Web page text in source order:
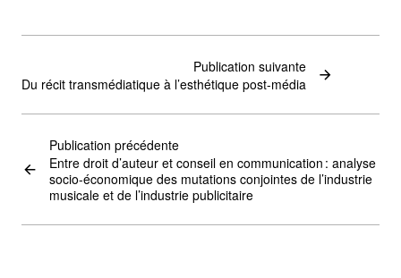
Publication précédente
Entre droit d’auteur et conseil en communication : analyse
socio-économique des mutations conjointes de l’industrie
musicale et de l’industrie publicitaire
Publication suivante
Du récit transmédiatique à l’esthétique post-média